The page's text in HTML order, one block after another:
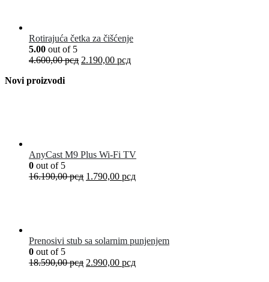
Rotirajuća četka za čišćenje
5.00 out of 5
4.600,00рсд 2.190,00 рсд
Novi proizvodi
AnyCast M9 Plus Wi-Fi TV
0 out of 5
16.190,00рсд 1.790,00 рсд
Prenosivi stub sa solarnim punjenjem
0 out of 5
18.590,00рсд 2.990,00 рсд